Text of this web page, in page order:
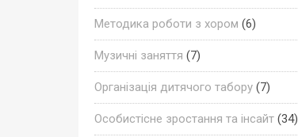
Методика роботи з хором (6)
Музичні заняття (7)
Організація дитячого табору(7)
Особистісне зростання та інсайт(34)